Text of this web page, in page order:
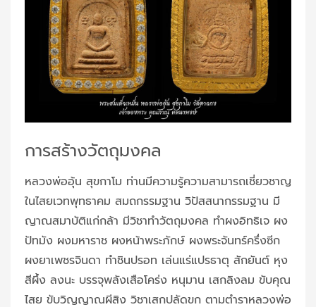
การสร้างวัตถุมงคล
หลวงพ่ออุ้น สุขกาโม ท่านมีความรู้ความสามารถเชี่ยวชาญ
ในไสยเวทพุทธาคม สมถกรรมฐาน วิปัสสนากรรมฐาน มี
ญาณสมาบัติแก่กล้า มีวิชาทำวัตถุมงคล ทำผงอิทธิเจ ผง
ปัทมัง ผงมหาราช ผงหน้าพระภักษ์ ผงพระจันทร์ครึ่งซีก
ผงยาเพชรจินดา ทำชินปรอท เล่นแร่แปรธาตุ สักยันต์ หุง
สีผึ้ง ลงนะ บรรจุพลังเสือโคร่ง หนุมาน เสกลิงลม ขับคุณ
ไสย ขับวิญญาณผีสิง วิชาเสกปลัดขก ตามตำราหลวงพ่อ